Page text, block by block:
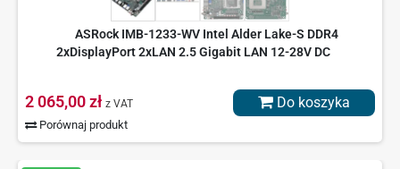
ASRock IMB-1233-WV Intel Alder Lake-S DDR4
2xDisplayPort 2xLAN 2.5 Gigabit LAN 12-28V DC
2 065,00 zł z VAT
Porównaj produkt
Do koszyka